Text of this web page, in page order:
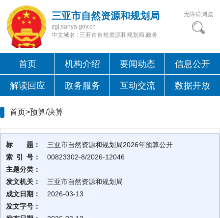
三亚市自然资源和规划局
zgj.sanya.gov.cn
中文域名 : 三亚市自然资源和规划局.政务
无障碍浏览
首页 机构介绍 要闻动态 信息公开
解读回应 政务服务 互动交流 数据开放
首页>预算/决算
标 题：
三亚市自然资源和规划局2026年预算公开
索 引 号：
00823302-8/2026-12046
主题分类：
发文机关：
三亚市自然资源和规划局
成文日期：
2026-03-13
发文字号：